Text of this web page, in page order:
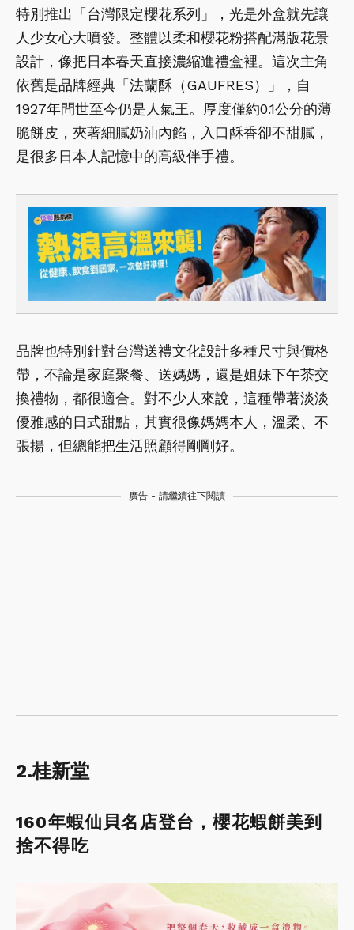
特別推出「台灣限定櫻花系列」，光是外盒就先讓
人少女心大噴發。整體以柔和櫻花粉搭配滿版花景
設計，像把日本春天直接濃縮進禮盒裡。這次主角
依舊是品牌經典「法蘭酥（GAUFRES）」，自
1927年問世至今仍是人氣王。厚度僅約0.1公分的薄
脆餅皮，夾著細膩奶油內餡，入口酥香卻不甜膩，
是很多日本人記憶中的高級伴手禮。
品牌也特別針對台灣送禮文化設計多種尺寸與價格
帶，不論是家庭聚餐、送媽媽，還是姐妹下午茶交
換禮物，都很適合。對不少人來說，這種帶著淡淡
優雅感的日式甜點，其實很像媽媽本人，溫柔、不
張揚，但總能把生活照顧得剛剛好。
廣告 - 請繼續往下閱讀
2.桂新堂
160年蝦仙貝名店登台，櫻花蝦餅美到
捨不得吃